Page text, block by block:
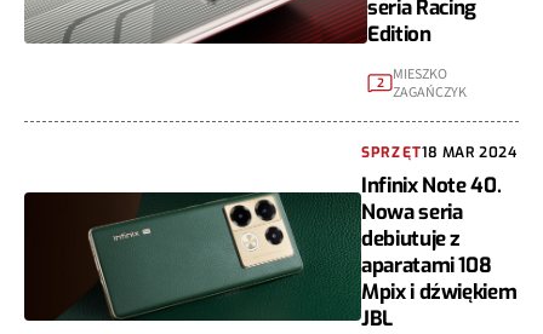
seria Racing
Edition
2
MIESZKO
ZAGAŃCZYK
SPRZĘT18 MAR 2024
Infinix Note 40.
Nowa seria
debiutuje z
aparatami 108
Mpix i dźwiękiem
JBL